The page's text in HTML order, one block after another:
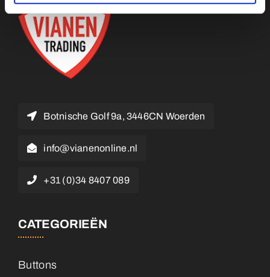
Botnische Golf 9a, 3446CN Woerden
info@vianenonline.nl
+31 (0)34 8407 089
CATEGORIEËN
Buttons